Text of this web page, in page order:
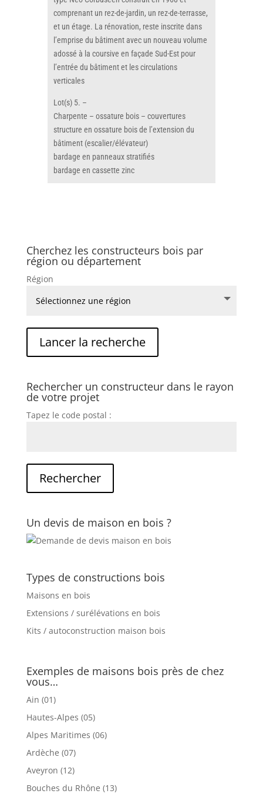
comprenant un rez-de-jardin, un rez-de-terrasse,
et un étage. La rénovation, reste inscrite dans
l’emprise du bâtiment avec un nouveau volume
adossé à la coursive en façade Sud-Est pour
l’entrée du bâtiment et les circulations
verticales
Lot(s) 5. –
Charpente – ossature bois – couvertures
structure en ossature bois de l’extension du
bâtiment (escalier/élévateur)
bardage en panneaux stratifiés
bardage en cassette zinc
Cherchez les constructeurs bois par
région ou département
Région
Rechercher un constructeur dans le rayon
de votre projet
Tapez le code postal :
Un devis de maison en bois ?
Types de constructions bois
Maisons en bois
Extensions / surélévations en bois
Kits / autoconstruction maison bois
Exemples de maisons bois près de chez
vous…
Ain (01)
Hautes-Alpes (05)
Alpes Maritimes (06)
Ardèche (07)
Aveyron (12)
Bouches du Rhône (13)